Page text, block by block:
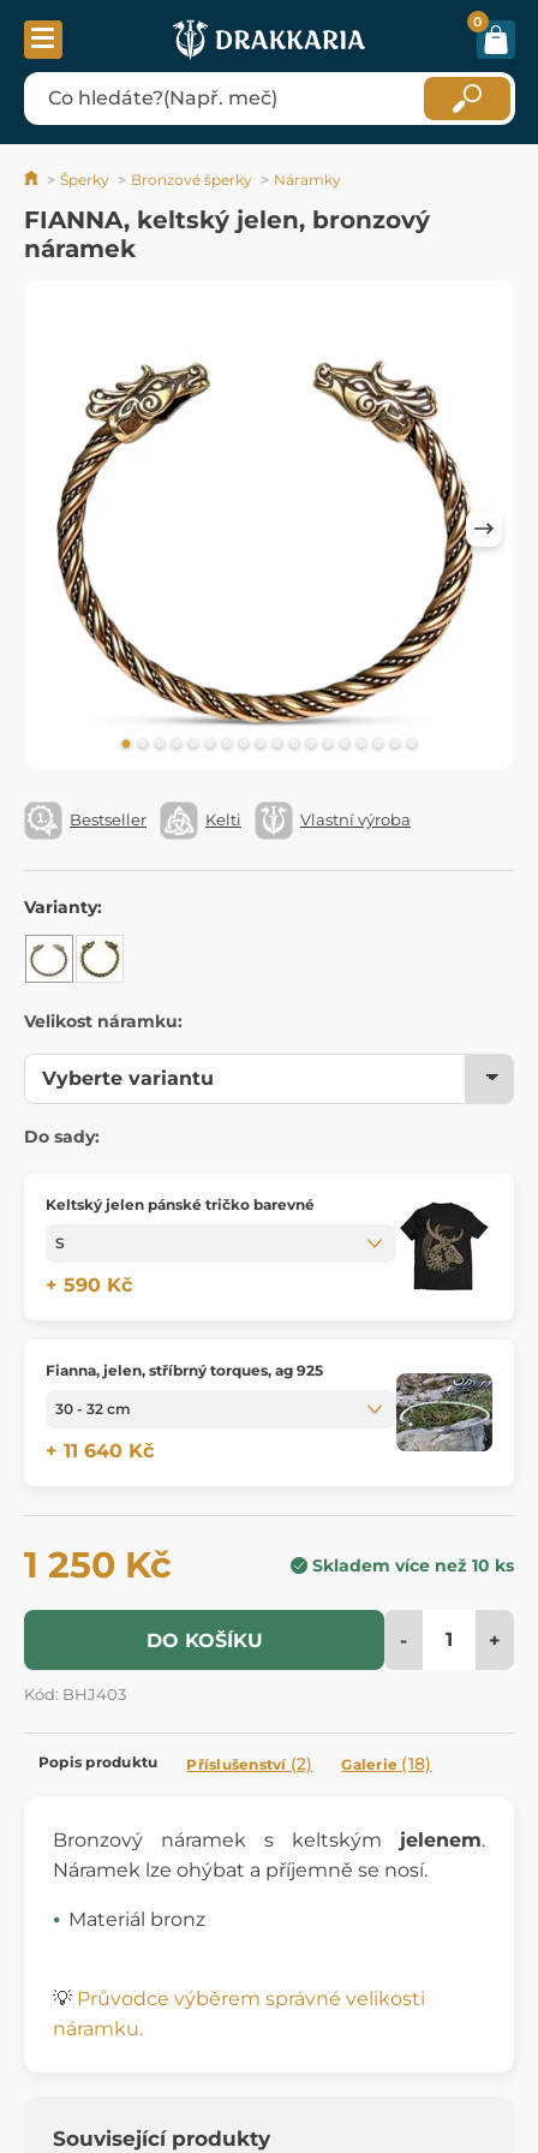
0
Šperky Bronzové šperky Náramky
FIANNA, keltský jelen, bronzový
náramek
Bestseller Kelti Vlastní výroba
Varianty:
Velikost náramku:
Do sady:
Keltský jelen pánské tričko barevné
+ 590 Kč
Fianna, jelen, stříbrný torques, ag 925
+ 11 640 Kč
1 250 Kč Skladem více než 10 ks
DO KOŠÍKU - +
Kód: BHJ403
Popis produktu Příslušenství (2) Galerie (18)
Bronzový náramek s keltským jelenem.
Náramek lze ohýbat a příjemně se nosí.
Materiál bronz
💡 Průvodce výběrem správné velikosti
náramku.
Související produkty